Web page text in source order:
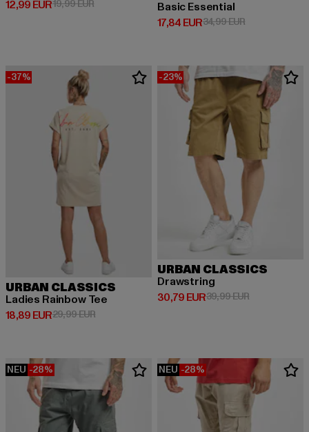
12,99 EUR
Derzeitiger Preis: 12,99 EUR
19,99 EURAktionspreis: 19,99 EURBasic Essential
17,84 EUR
Derzeitiger Preis: 17,84 EUR
34,99 EURAktionspreis:
-37%
URBAN CLASSICS
Ladies Rainbow Tee
18,89 EUR
Derzeitiger Preis: 18,89 EUR
29,99 EURAktionspreis: 29,99 EUR
-23%
URBAN CLASSICS
Drawstring
30,79 EUR
Derzeitiger Preis: 30,79 EUR
39,99 EURAktionspreis:
NEU -28% NEU -28%